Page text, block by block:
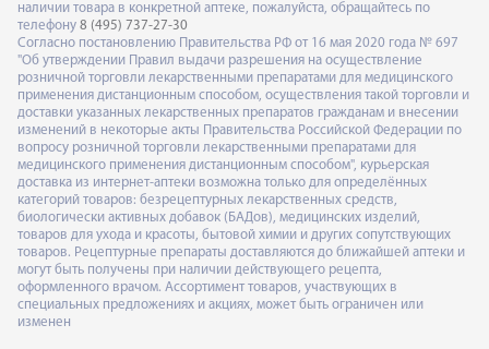
наличии товара в конкретной аптеке, пожалуйста, обращайтесь по
телефону 8 (495) 737-27-30
Согласно постановлению Правительства РФ от 16 мая 2020 года № 697
"Об утверждении Правил выдачи разрешения на осуществление
розничной торговли лекарственными препаратами для медицинского
применения дистанционным способом, осуществления такой торговли и
доставки указанных лекарственных препаратов гражданам и внесении
изменений в некоторые акты Правительства Российской Федерации по
вопросу розничной торговли лекарственными препаратами для
медицинского применения дистанционным способом", курьерская
доставка из интернет-аптеки возможна только для определённых
категорий товаров: безрецептурных лекарственных средств,
биологически активных добавок (БАДов), медицинских изделий,
товаров для ухода и красоты, бытовой химии и других сопутствующих
товаров. Рецептурные препараты доставляются до ближайшей аптеки и
могут быть получены при наличии действующего рецепта,
оформленного врачом. Ассортимент товаров, участвующих в
специальных предложениях и акциях, может быть ограничен или
изменен